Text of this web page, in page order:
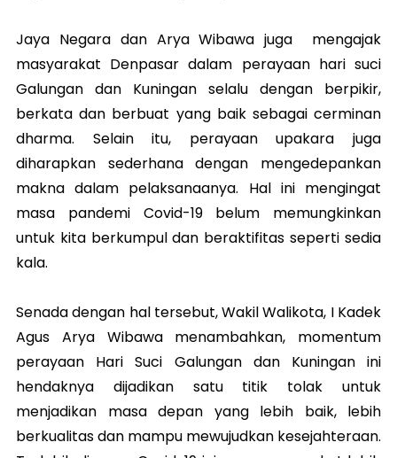
Jaya Negara dan Arya Wibawa juga mengajak
masyarakat Denpasar dalam perayaan hari suci
Galungan dan Kuningan selalu dengan berpikir,
berkata dan berbuat yang baik sebagai cerminan
dharma. Selain itu, perayaan upakara juga
diharapkan sederhana dengan mengedepankan
makna dalam pelaksanaanya. Hal ini mengingat
masa pandemi Covid-19 belum memungkinkan
untuk kita berkumpul dan beraktifitas seperti sedia
kala.
Senada dengan hal tersebut, Wakil Walikota, I Kadek
Agus Arya Wibawa menambahkan, momentum
perayaan Hari Suci Galungan dan Kuningan ini
hendaknya dijadikan satu titik tolak untuk
menjadikan masa depan yang lebih baik, lebih
berkualitas dan mampu mewujudkan kesejahteraan.